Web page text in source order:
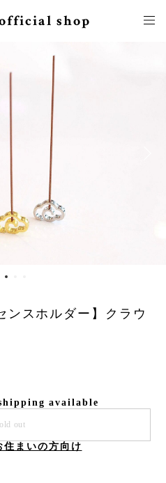
shop
ンスホルダー】クラウ
available
out
住まいの方向け